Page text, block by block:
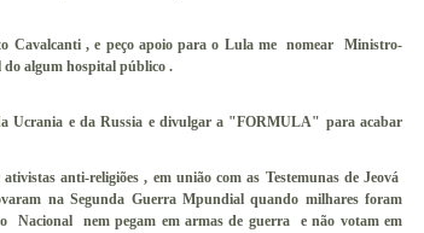
Cavalcanti , e peço apoio para o Lula me nomear Ministro-
algum hospital público .
Ucrania e da Russia e divulgar a "FORMULA" para acabar
anti-religiões , em união com as Testemunas de Jeová
na Segunda Guerra Mpundial quando milhares foram
Nacional nem pegam em armas de guerra e não votam em